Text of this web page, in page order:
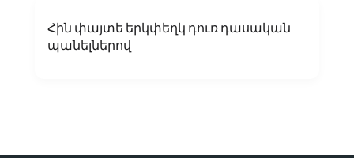
Հին փայտե երկփեղկ դուռ դասական
պանելներով